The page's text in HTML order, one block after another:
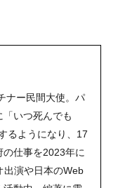
ナー民間大使。パ
いつ死んでも
るようになり、17
仕事を2023年に
出演や日本のWeb